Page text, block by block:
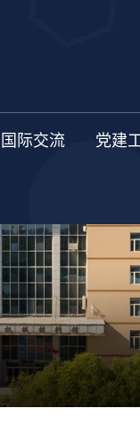
国际交流 党建